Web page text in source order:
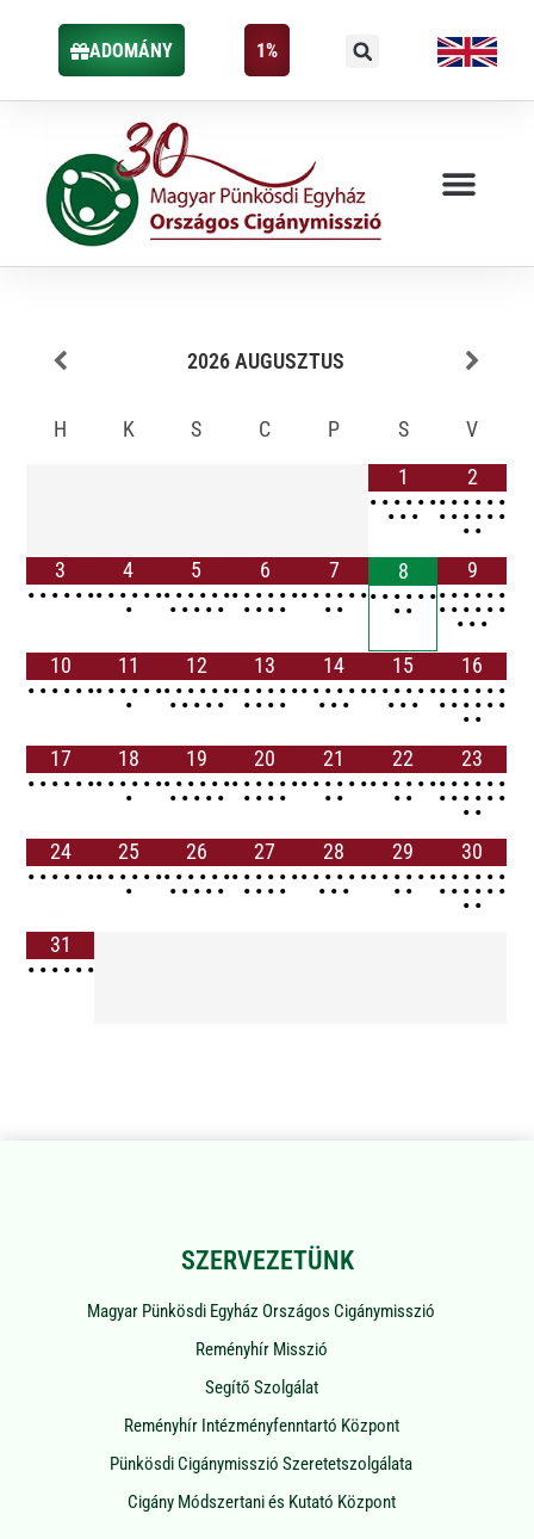
ADOMÁNY 1%
2026 AUGUSZTUS
H K S C P S
V
1
• • • • • •
• • •
2
• • • • • •
• • • • • •
• •
3
• • • • • •
4
• • • • • •
•
5
• • • • • •
• • • • •
6
• • • • • •
• • • •
7
• • • • • •
• •
8
• • • • • •
• •
9
• • • • • •
• • • • • •
• • •
10
• • • • • •
11
• • • • • •
•
12
• • • • • •
• • • • •
13
• • • • • •
• • • •
14
• • • • • •
• • •
15
• • • • • •
• • •
16
• • • • • •
• • • • • •
• •
17
• • • • • •
18
• • • • • •
•
19
• • • • • •
• • • • •
20
• • • • • •
• • • •
21
• • • • • •
• •
22
• • • • • •
• •
23
• • • • • •
• • • • • •
• •
24
• • • • • •
25
• • • • • •
•
26
• • • • • •
• • • • •
27
• • • • • •
• • • •
28
• • • • • •
• • •
29
• • • • • •
• •
30
• • • • • •
• • • • • •
• •
31
• • • • • •
SZERVEZETÜNK
Magyar Pünkösdi Egyház Országos Cigánymisszió
Reményhír Misszió
Segítő Szolgálat
Reményhír Intézményfenntartó Központ
Pünkösdi Cigánymisszió Szeretetszolgálata
Cigány Módszertani és Kutató Központ